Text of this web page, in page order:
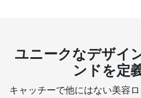
ユニークなデザイ
ンドを定
キャッチーで他にはない美容